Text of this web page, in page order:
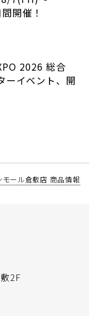
開催！
2026 総合
ーイベント、開
モール倉敷店 商品情報
2F